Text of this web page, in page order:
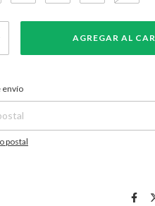
envío
postal